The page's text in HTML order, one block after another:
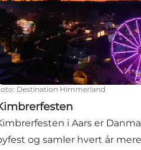
: Destination Himmerland
i Aars er
og samler hvert år